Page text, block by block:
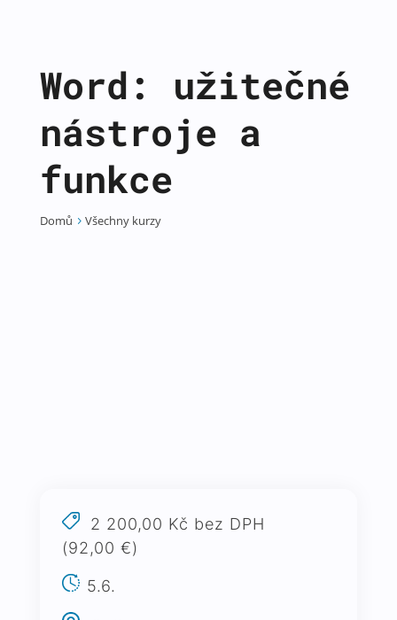
Word: užitečné
nástroje a
funkce
Domů 5 Všechny kurzy
2 200,00 Kč bez DPH
(92,00 €)
5.6.